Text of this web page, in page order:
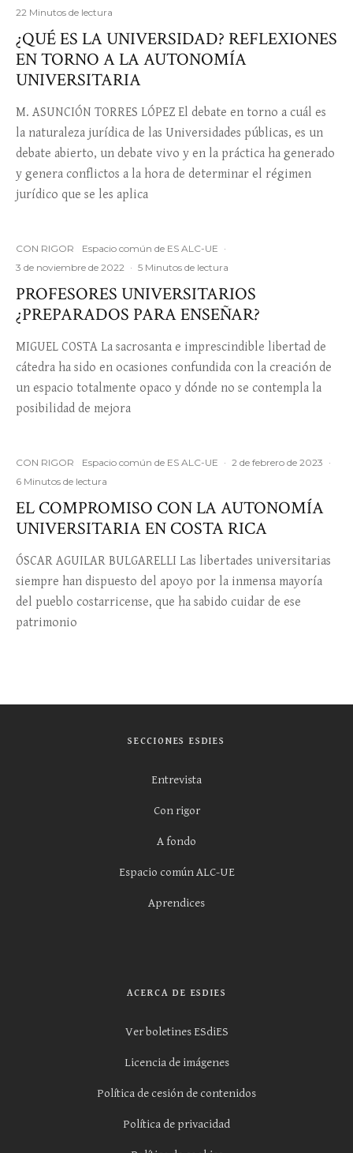
22 Minutos de lectura
¿QUÉ ES LA UNIVERSIDAD? REFLEXIONES
EN TORNO A LA AUTONOMÍA
UNIVERSITARIA
M. ASUNCIÓN TORRES LÓPEZ El debate en torno a cuál es
la naturaleza jurídica de las Universidades públicas, es un
debate abierto, un debate vivo y en la práctica ha generado
y genera conflictos a la hora de determinar el régimen
jurídico que se les aplica
CON RIGOR Espacio común de ES ALC-UE ·
3 de noviembre de 2022 · 5 Minutos de lectura
PROFESORES UNIVERSITARIOS
¿PREPARADOS PARA ENSEÑAR?
MIGUEL COSTA La sacrosanta e imprescindible libertad de
cátedra ha sido en ocasiones confundida con la creación de
un espacio totalmente opaco y dónde no se contempla la
posibilidad de mejora
CON RIGOR Espacio común de ES ALC-UE · 2 de febrero de 2023 ·
6 Minutos de lectura
EL COMPROMISO CON LA AUTONOMÍA
UNIVERSITARIA EN COSTA RICA
ÓSCAR AGUILAR BULGARELLI Las libertades universitarias
siempre han dispuesto del apoyo por la inmensa mayoría
del pueblo costarricense, que ha sabido cuidar de ese
patrimonio
SECCIONES ESDIES
Entrevista
Con rigor
A fondo
Espacio común ALC-UE
Aprendices
ACERCA DE ESDIES
Ver boletines ESdiES
Licencia de imágenes
Política de cesión de contenidos
Política de privacidad